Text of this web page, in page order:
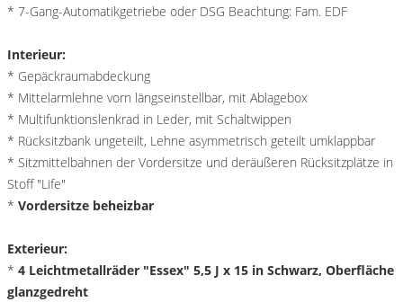
* 7-Gang-Automatikgetriebe oder DSG Beachtung: Fam. EDF
Interieur:
* Gepäckraumabdeckung
* Mittelarmlehne vorn längseinstellbar, mit Ablagebox
* Multifunktionslenkrad in Leder, mit Schaltwippen
* Rücksitzbank ungeteilt, Lehne asymmetrisch geteilt umklappbar
* Sitzmittelbahnen der Vordersitze und deräußeren Rücksitzplätze in
Stoff "Life"
* Vordersitze beheizbar
Exterieur:
* 4 Leichtmetallräder "Essex" 5,5 J x 15 in Schwarz, Oberfläche
glanzgedreht